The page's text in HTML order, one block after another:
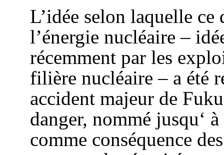
L’idée selon laquelle ce
l’énergie nucléaire –
récemment par les
filière nucléaire – a été
accident majeur de
danger, nommé jusqu‘
comme conséquence